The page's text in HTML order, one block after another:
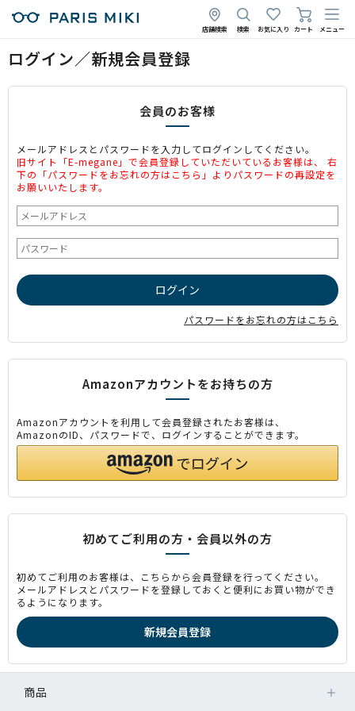
店舗検索 検索 お気に入り カート メニュー
ログイン／新規会員登録
会員のお客様
メールアドレスとパスワードを入力してログインしてください。
旧サイト「E-megane」で会員登録していただいているお客様は、 右
下の「パスワードをお忘れの方はこちら」よりパスワードの再設定を
お願いいたします。
パスワードをお忘れの方はこちら
Amazonアカウントをお持ちの方
Amazonアカウントを利用して会員登録されたお客様は、
AmazonのID、パスワードで、ログインすることができます。
初めてご利用の方・会員以外の方
初めてご利用のお客様は、こちらから会員登録を行ってください。
メールアドレスとパスワードを登録しておくと便利にお買い物ができ
るようになります。
商品